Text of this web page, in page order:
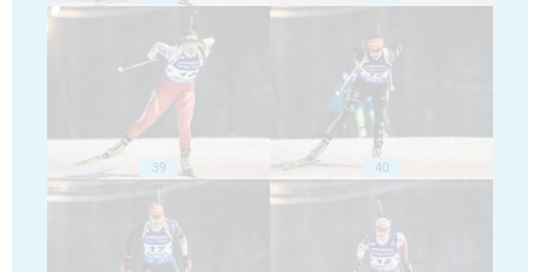
39 40